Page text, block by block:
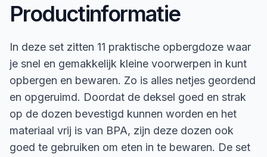
Productinformatie
In deze set zitten 11 praktische opbergdoze waar
je snel en gemakkelijk kleine voorwerpen in kunt
opbergen en bewaren. Zo is alles netjes geordend
en opgeruimd. Doordat de deksel goed en strak
op de dozen bevestigd kunnen worden en het
materiaal vrij is van BPA, zijn deze dozen ook
goed te gebruiken om eten in te bewaren. De set